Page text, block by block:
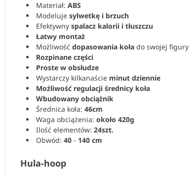
Materiał: ABS
Modeluje sylwetkę i brzuch
Efektywny spalacz kalorii i tłuszczu
Łatwy montaż
Możliwość dopasowania koła do swojej figury
Rozpinane części
Proste w obsłudze
Wystarczy kilkanaście minut dziennie
Możliwość regulacji średnicy koła
Wbudowany obciążnik
Średnica koła: 46cm
Waga obciążenia: około 420g
Ilość elementów: 24szt.
Obwód: 40 - 140 cm
Hula-hoop